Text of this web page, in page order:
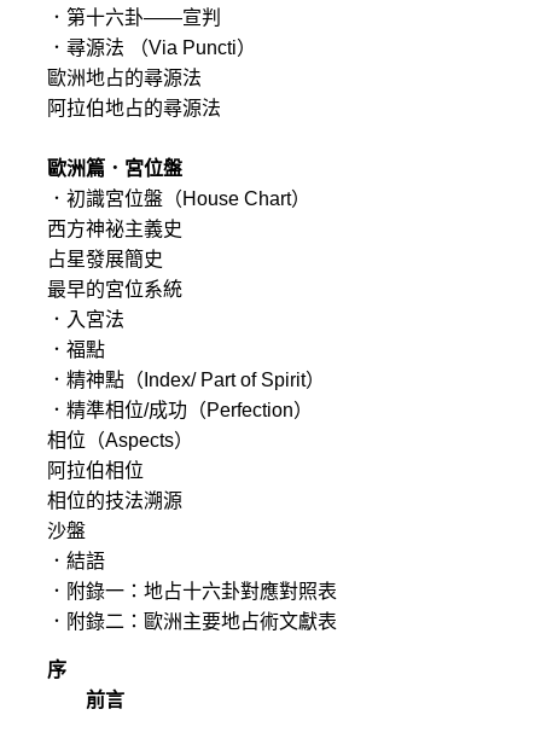
．第十六卦——宣判
．尋源法 （Via Puncti）
歐洲地占的尋源法
阿拉伯地占的尋源法
歐洲篇．宮位盤
．初識宮位盤（House Chart）
西方神祕主義史
占星發展簡史
最早的宮位系統
．入宮法
．福點
．精神點（Index/ Part of Spirit）
．精準相位/成功（Perfection）
相位（Aspects）
阿拉伯相位
相位的技法溯源
沙盤
．結語
．附錄一：地占十六卦對應對照表
．附錄二：歐洲主要地占術文獻表
序
前言